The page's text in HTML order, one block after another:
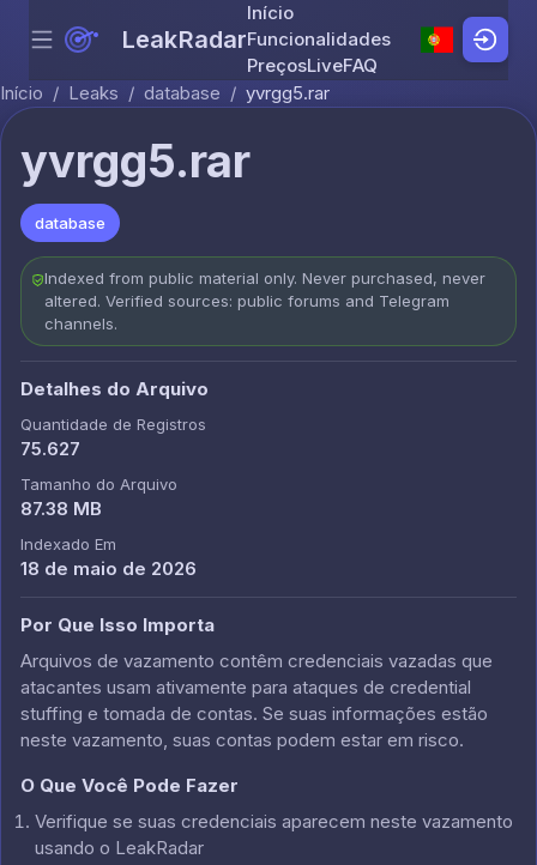
Skip to content
Menu LeakRadar
Início
Funcionalidades
PreçosLiveFAQ
Início / Leaks / database / yvrgg5.rar
yvrgg5.rar
database
Indexed from public material only. Never purchased, never
altered. Verified sources: public forums and Telegram
channels.
Detalhes do Arquivo
Quantidade de Registros
75.627
Tamanho do Arquivo
87.38 MB
Indexado Em
18 de maio de 2026
Por Que Isso Importa
Arquivos de vazamento contêm credenciais vazadas que
atacantes usam ativamente para ataques de credential
stuffing e tomada de contas. Se suas informações estão
neste vazamento, suas contas podem estar em risco.
O Que Você Pode Fazer
Verifique se suas credenciais aparecem neste vazamento
usando o LeakRadar